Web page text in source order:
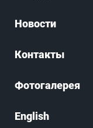
Новости
Контакты
Фотогалерея
English